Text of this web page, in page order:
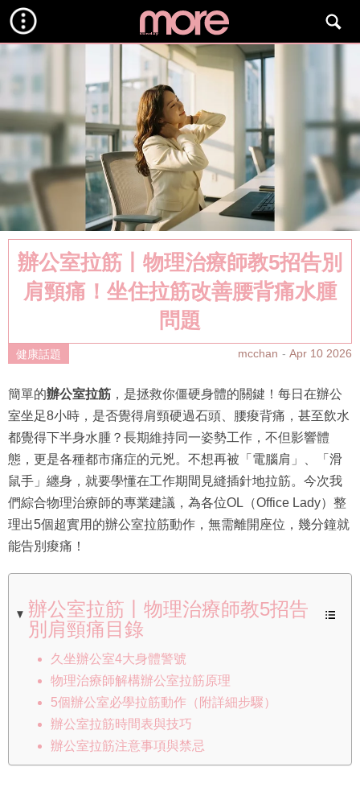
辦公室拉筋丨物理治療師教5招告別
肩頸痛！坐住拉筋改善腰背痛水腫
問題
健康話題 mcchan Apr 10 2026
簡單的辦公室拉筋 ，是拯救你僵硬身體的關鍵！每日在辦公
室坐足8小時，是否覺得肩頸硬過石頭、腰痠背痛，甚至飲水
都覺得下半身水腫？長期維持同一姿勢工作，不但影響體
態，更是各種都市痛症的元兇。不想再被「電腦肩」、「滑
鼠手」纏身，就要學懂在工作期間見縫插針地拉筋。今次我
們綜合物理治療師的專業建議，為各位OL（Office Lady）整
理出5個超實用的辦公室拉筋動作，無需離開座位，幾分鐘就
能告別痠痛！
辦公室拉筋丨物理治療師教5招告
別肩頸痛目錄
久坐辦公室4大身體警號
物理治療師解構辦公室拉筋原理
5個辦公室必學拉筋動作（附詳細步驟）
辦公室拉筋時間表與技巧
辦公室拉筋注意事項與禁忌